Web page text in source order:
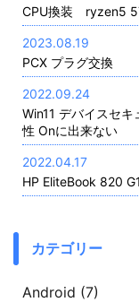
CPU換装 ryzen5
2023.08.19
PCX プラグ交換
2022.09.24
Win11 デバイスセ
性 Onに出来ない
2022.04.17
HP EliteBook 820
カテゴリー
Android (7)